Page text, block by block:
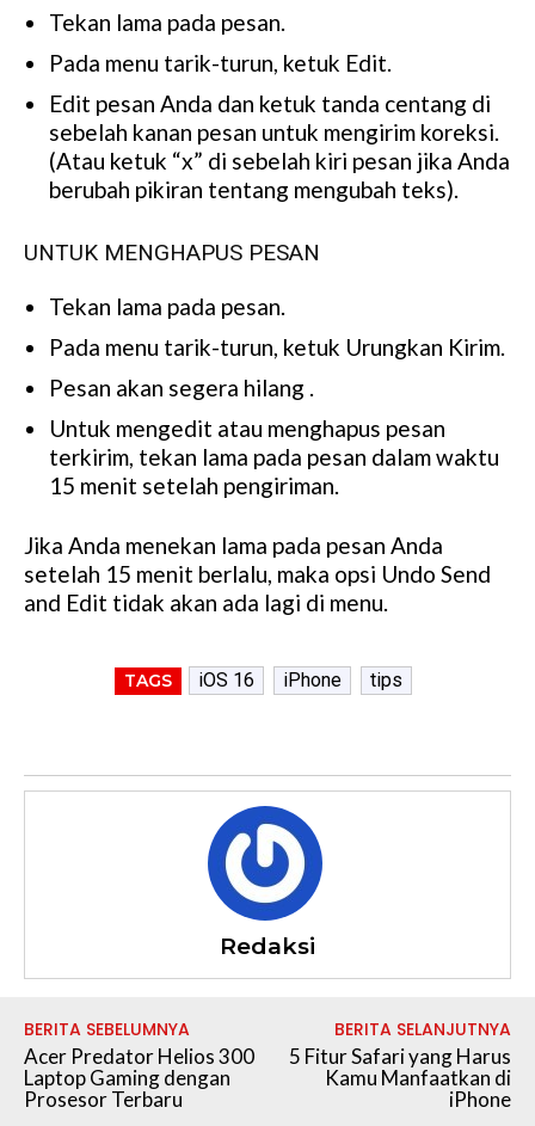
Tekan lama pada pesan.
Pada menu tarik-turun, ketuk Edit.
Edit pesan Anda dan ketuk tanda centang di
sebelah kanan pesan untuk mengirim koreksi.
(Atau ketuk “x” di sebelah kiri pesan jika Anda
berubah pikiran tentang mengubah teks).
UNTUK MENGHAPUS PESAN
Tekan lama pada pesan.
Pada menu tarik-turun, ketuk Urungkan Kirim.
Pesan akan segera hilang .
Untuk mengedit atau menghapus pesan
terkirim, tekan lama pada pesan dalam waktu
15 menit setelah pengiriman.
Jika Anda menekan lama pada pesan Anda
setelah 15 menit berlalu, maka opsi Undo Send
and Edit tidak akan ada lagi di menu.
TAGS iOS 16 iPhone tips
Redaksi
BERITA SEBELUMNYA
Acer Predator Helios 300
Laptop Gaming dengan
Prosesor Terbaru
BERITA SELANJUTNYA
5 Fitur Safari yang Harus
Kamu Manfaatkan di
iPhone